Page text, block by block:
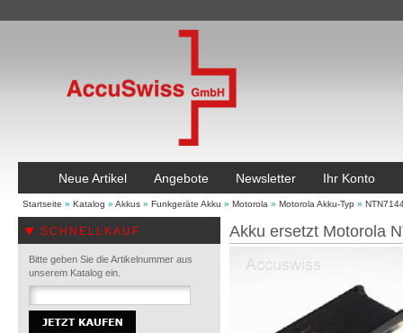
Neue Artikel Angebote Newsletter Ihr Konto
Startseite » Katalog » Akkus » Funkgeräte Akku » Motorola » Motorola Akku-Typ »
SCHNELLKAUF
Bitte geben Sie die Artikelnummer aus
unserem Katalog ein.
Akku ersetzt Motorola